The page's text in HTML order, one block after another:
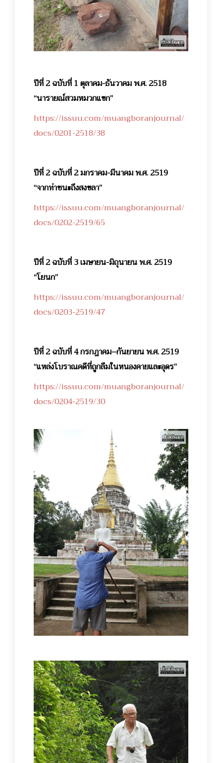
ปีที่ 2 ฉบับที่ 1 ตุลาคม-ธันวาคม พ.ศ. 2518
“นารายณ์สวมหมวกแขก”
https://issuu.com/muangboranjournal/
docs/0201-2518/38
ปีที่ 2 ฉบับที่ 2 มกราคม-มีนาคม พ.ศ. 2519
“จากท่าชนะถึงสงขลา”
https://issuu.com/muangboranjournal/
docs/0202-2519/65
ปีที่ 2 ฉบับที่ 3 เมษายน-มิถุนายน พ.ศ. 2519
“โยนก”
https://issuu.com/muangboranjournal/
docs/0203-2519/47
ปีที่ 2 ฉบับที่ 4 กรกฎาคม–กันยายน พ.ศ. 2519
“แหล่งโบราณคดีที่ถูกลืมในหนองคายและอุดร”
https://issuu.com/muangboranjournal/
docs/0204-2519/30